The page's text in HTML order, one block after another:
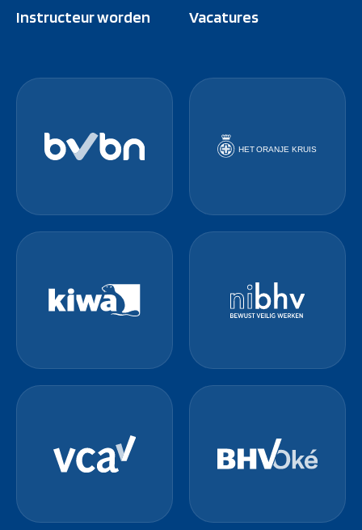
Instructeur worden
Vacatures